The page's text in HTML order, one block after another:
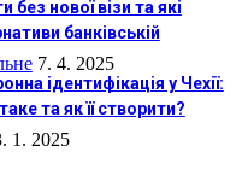
без нової візи та які
банківській
7. 4. 2025
ідентифікація у Чехії:
та як її створити?
1. 2025